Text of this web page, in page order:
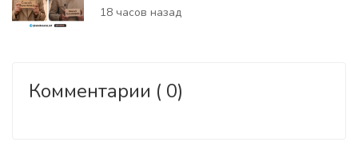
18 часов назад
Комментарии ( 0)